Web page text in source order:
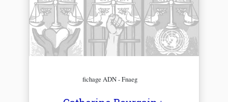
fichage ADN - Fnaeg